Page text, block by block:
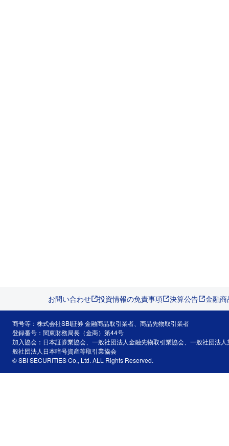
お問い合わせ 投資情報の免責事項 決算公告 金融
商号等：株式会社SBI証券 金融商品取引業者、商品先物取引業者
登録番号：関東財務局長（金商）第44号
加入協会：日本証券業協会、一般社団法人金融先物取引業協会、一般社団法
般社団法人日本暗号資産等取引業協会
© SBI SECURITIES Co., Ltd. ALL Rights Reserved.